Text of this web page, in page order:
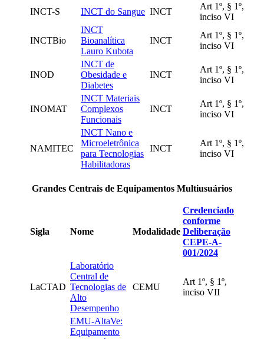
INCT-S INCT do Sangue INCT
Art 1º, § 1º,
inciso VI
INCTBio
INCT
Bioanalítica
Lauro Kubota
INCT
Art 1º, § 1º,
inciso VI
INOD
INCT de
Obesidade e
Diabetes
INCT
Art 1º, § 1º,
inciso VI
INOMAT
INCT Materiais
Complexos
Funcionais
INCT
Art 1º, § 1º,
inciso VI
NAMITEC
INCT Nano e
Microeletrônica
para Tecnologias
Habilitadoras
INCT
Art 1º, § 1º,
inciso VI
Grandes Centrais de Equipamentos Multiusuários
Sigla Nome Modalidade
Credenciado
conforme
Deliberação
CEPE-A-
001/2024
LaCTAD
Laboratório
Central de
Tecnologias de
Alto
Desempenho
CEMU
Art 1º, § 1º,
inciso VII
EMU-AltaVe:
Equipamento